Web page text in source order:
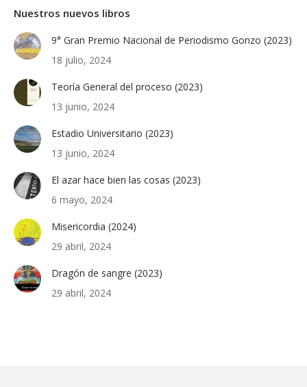
Nuestros nuevos libros
9° Gran Premio Nacional de Periodismo Gonzo (2023)
18 julio, 2024
Teoría General del proceso (2023)
13 junio, 2024
Estadio Universitario (2023)
13 junio, 2024
El azar hace bien las cosas (2023)
6 mayo, 2024
Misericordia (2024)
29 abril, 2024
Dragón de sangre (2023)
29 abril, 2024